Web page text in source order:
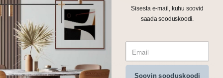
Kõik meie seinapildid, fotolõuendid ja kapad trükitakse
Sisesta e-mail, kuhu soovid
saada sooduskoodi.
Soovin sooduskoodi